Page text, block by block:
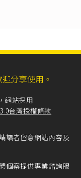
回或已逾告訴期
有下列情形之
告訴、請求經
級督察人員查實
其他相關規定
，依法處
分享使用。
網站採用
台灣授權條款
讀者留意網站內容及
個案提供專業諮詢服